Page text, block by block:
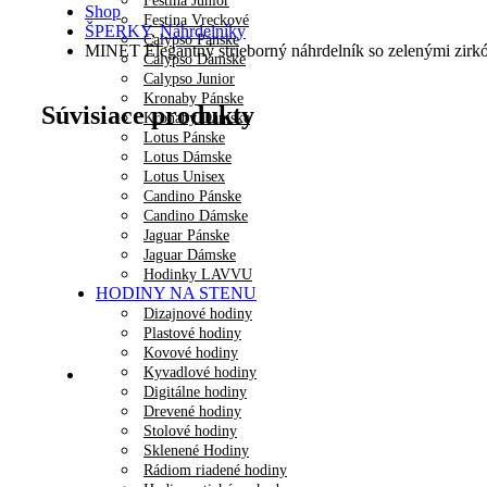
Festina Vreckové
Calypso Pánske
Calypso Dámske
Calypso Junior
Kronaby Pánske
Kronaby Dámske
Lotus Pánske
Lotus Dámske
Lotus Unisex
Candino Pánske
Candino Dámske
Jaguar Pánske
Jaguar Dámske
Hodinky LAVVU
HODINY NA STENU
Dizajnové hodiny
Plastové hodiny
Kovové hodiny
Kyvadlové hodiny
Digitálne hodiny
Drevené hodiny
Stolové hodiny
Sklenené Hodiny
Rádiom riadené hodiny
Shop
ŠPERKY,Náhrdelníky
MINET Elegantný strieborný náhrdelník so zelenými
Súvisiace produkty